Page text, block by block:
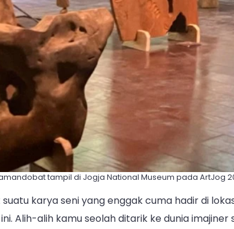
tampil di Jogja National Museum pada ArtJog
karya seni yang enggak cuma hadir di
Alih-alih kamu seolah ditarik ke dunia